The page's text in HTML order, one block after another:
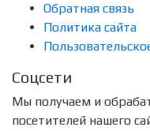
Обратная связь
Политика сайта
Соцсети
Мы получаем и
посетителей нашего